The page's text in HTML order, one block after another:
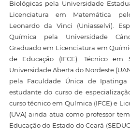
Biológicas pela Universidade
Licenciatura em Matemática
Leonardo da Vinci (Uniasselvi).
Química pela Universidade
Graduado em Licenciatura em
de Educação (IFCE). Técnico em
Universidade Aberta do Nordeste
pela Faculdade Única de Ipatinga
estudante do curso de
curso técnico em Química (IFCE) e
(UVA) ainda atua como professor
Educação do Estado do Ceará